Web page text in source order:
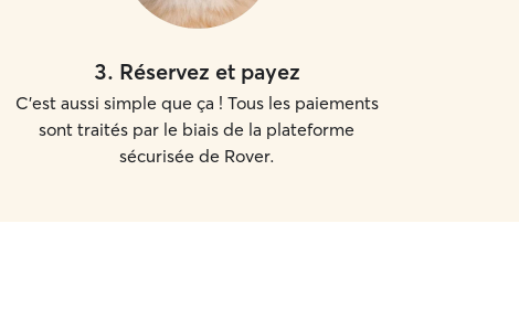
3. Réservez et payez
C'est aussi simple que ça ! Tous les paiements
sont traités par le biais de la plateforme
sécurisée de Rover.